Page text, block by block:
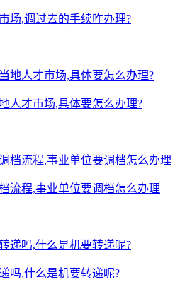
场,调过去的手续咋办理?
人才市场,具体要怎么办理?
流程,事业单位要调档怎么办理
吗,什么是机要转递呢?